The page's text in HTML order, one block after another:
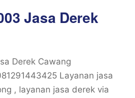
Jasa Derek
Derek Cawang
Layanan jasa
, layanan jasa derek via